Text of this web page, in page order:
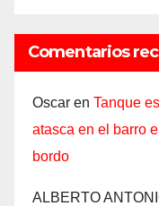
Comentarios
Oscar en Tanque
atasca en el barro
bordo
ALBERTO